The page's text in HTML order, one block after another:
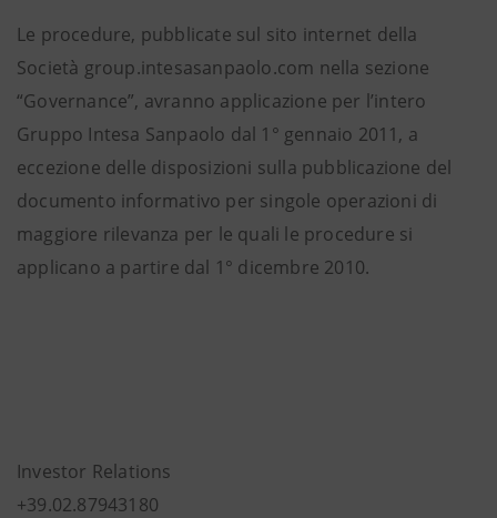
Le procedure, pubblicate sul sito internet della
Società group.intesasanpaolo.com nella sezione
“Governance”, avranno applicazione per l’intero
Gruppo Intesa Sanpaolo dal 1° gennaio 2011, a
eccezione delle disposizioni sulla pubblicazione del
documento informativo per singole operazioni di
maggiore rilevanza per le quali le procedure si
applicano a partire dal 1° dicembre 2010.
Investor Relations
+39.02.87943180